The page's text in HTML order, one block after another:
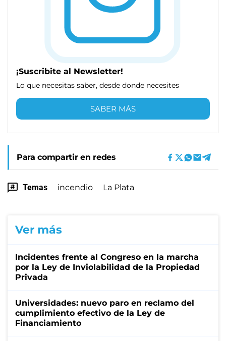
¡Suscribite al Newsletter!
Lo que necesitas saber, desde donde necesites
SABER MÁS
Para compartir en redes
Temas incendio La Plata
Ver más
Incidentes frente al Congreso en la marcha
por la Ley de Inviolabilidad de la Propiedad
Privada
Universidades: nuevo paro en reclamo del
cumplimiento efectivo de la Ley de
Financiamiento